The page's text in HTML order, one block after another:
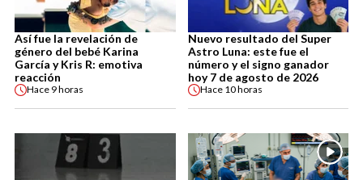
Así fue la revelación de
género del bebé Karina
García y Kris R: emotiva
reacción
Hace 9 horas
Nuevo resultado del Super
Astro Luna: este fue el
número y el signo ganador
hoy 7 de agosto de 2026
Hace 10 horas